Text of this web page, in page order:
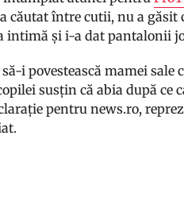
căutat între cutii, nu a găsit
intimă și i-a dat pantalonii
i povestească mamei
susțin că abia după ce
pentru news.ro,